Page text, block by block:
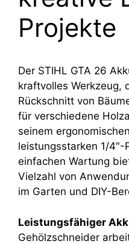
Projekte
Der STIHL GTA 26
kraftvolles Werkzeug,
Rückschnitt von
für verschiedene
seinem
leistungsstarken 1/
einfachen Wartung
Vielzahl von
im Garten und DIY-
Leistungsfähiger
Gehölzschneider